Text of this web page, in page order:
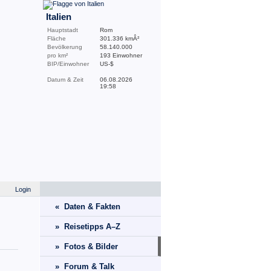
Italien
Hauptstadt
Rom
Fläche
301.336 kmÂ²
Bevölkerung
58.140.000
pro km²
193 Einwohner
BIP/Einwohner
US-$
Datum & Zeit
06.08.2026
19:58
Login
« Daten & Fakten
» Reisetipps A–Z
» Fotos & Bilder
» Forum & Talk